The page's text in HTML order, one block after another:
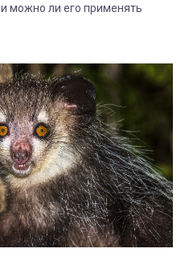
можно ли его применять